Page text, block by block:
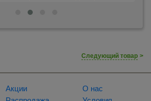
Следующий товар >
Акции
О нас